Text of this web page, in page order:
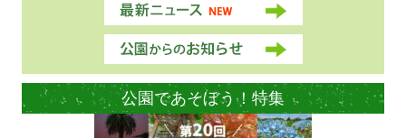
公園であそぼう！特集